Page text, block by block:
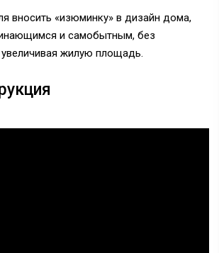
вносить «изюминку» в дизайн дома,
и самобытным, без
увеличивая жилую площадь.